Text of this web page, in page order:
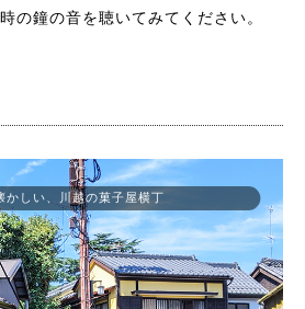
の鐘の音を聴いてみてください。
かしい、川越の菓子屋横丁